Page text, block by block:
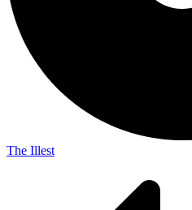
The Illest